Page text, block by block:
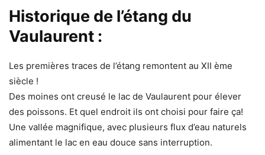
Historique de l’étang du
Vaulaurent :
Les premières traces de l’étang remontent au XII ème
siècle !
Des moines ont creusé le lac de Vaulaurent pour élever
des poissons. Et quel endroit ils ont choisi pour faire ça!
Une vallée magnifique, avec plusieurs flux d’eau naturels
alimentant le lac en eau douce sans interruption.